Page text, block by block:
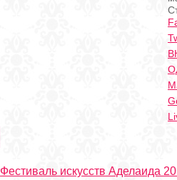
Фестиваль искусств Аделаида